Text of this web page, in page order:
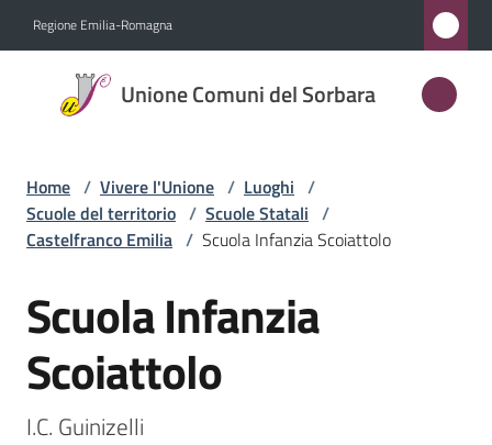
Regione Emilia-Romagna
Unione Comuni del Sorbara
Unione
Comuni
Sorbara
Novità
Servizi
Home / Vivere l'Unione / Luoghi /
Scuole del territorio / Scuole Statali /
Castelfranco Emilia / Scuola Infanzia Scoiattolo
Salta al contenuto
Scuola Infanzia
Scoiattolo
I.C. Guinizelli